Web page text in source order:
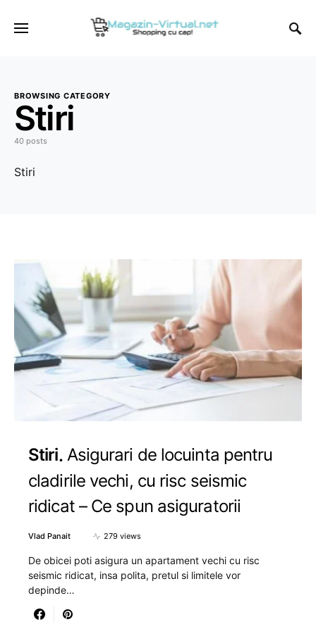
BROWSING CATEGORY
Stiri
40 posts
Stiri
Stiri Asigurari de locuinta pentru
cladirile vechi, cu risc seismic
ridicat – Ce spun asiguratorii
Vlad Panait 279 views
De obicei poti asigura un apartament vechi cu risc
seismic ridicat, insa polita, pretul si limitele vor
depinde…